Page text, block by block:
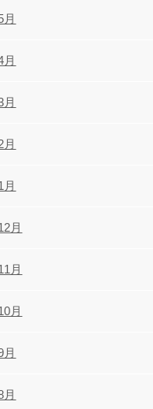
月
月
月
月
月
月
月
月
月
月